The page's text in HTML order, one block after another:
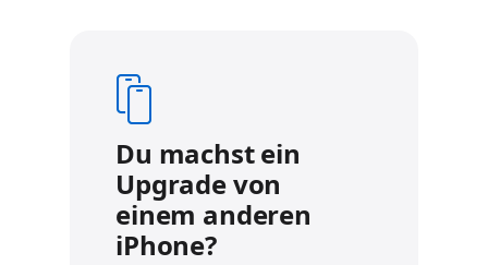
Du machst ein
Upgrade von
einem anderen
iPhone?